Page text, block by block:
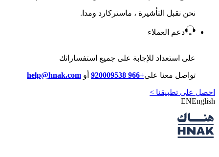
نحن نقبل التأشيرة ، ماستركارد ومدا.
دعم العملاء
على استعداد للإجابة على جميع استفساراتك
تواصل معنا على+966 920009538 أو help@hnak.com
احصل على تطبيقنا >
ENEnglish